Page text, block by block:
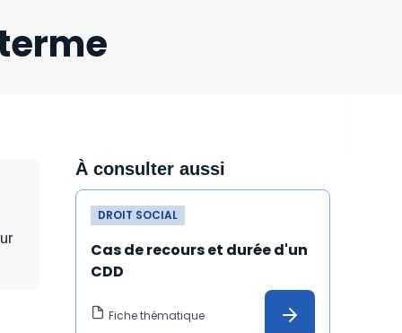
À consulter aussi
DROIT SOCIAL
Cas de recours et durée d'un
CDD
Fiche thématique